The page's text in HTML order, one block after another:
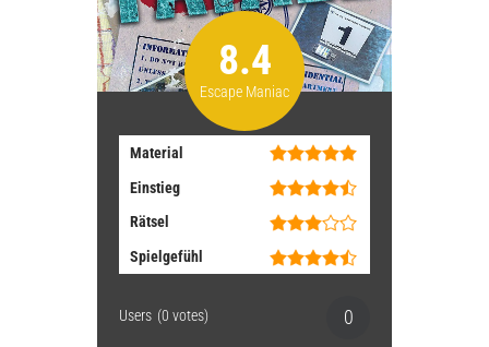
8.4
Escape Maniac
Material
Einstieg
Rätsel
Spielgefühl
Users (0 votes) 0